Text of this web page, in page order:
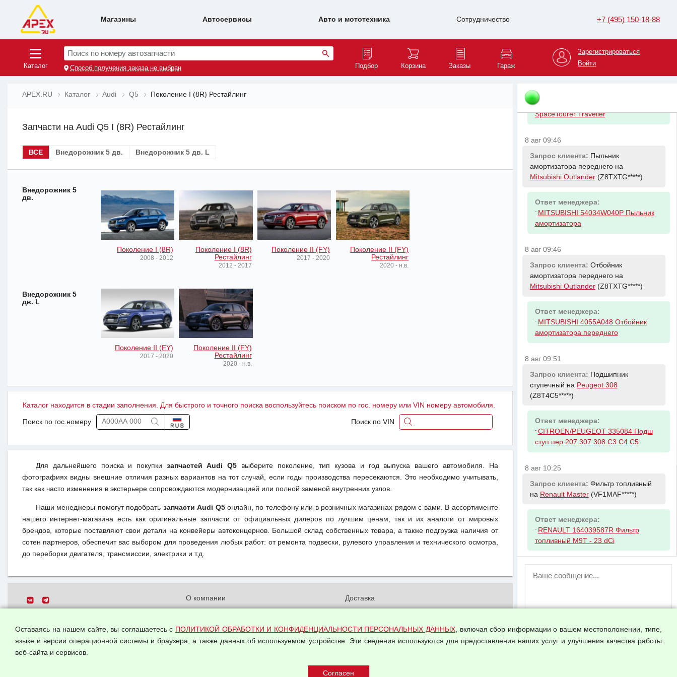
Магазины Автосервисы Авто и мототехника Сотрудничество +7 (495) 150-18-88
Каталог
Поиск по номеру автозапчасти
Способ получения заказа не выбран Подбор Корзина Заказы Гараж
Зарегистрироваться
Войти
APEX.RU Каталог Audi Q5 Поколение I (8R) Рестайлинг
Запчасти на Audi Q5 I (8R) Рестайлинг
ВСЕ Внедорожник 5 дв. Внедорожник 5 дв. L
Внедорожник 5
дв.
Поколение I (8R)
2008 - 2012
Поколение I (8R)
Рестайлинг
2012 - 2017
Поколение II (FY)
2017 - 2020
Поколение II (FY)
Рестайлинг
2020 - н.в.
Внедорожник 5
дв. L
Поколение II (FY)
2017 - 2020
Поколение II (FY)
Рестайлинг
2020 - н.в.
Каталог находится в стадии заполнения. Для быстрого и точного поиска воспользуйтесь поиском по гос. номеру или VIN номеру автомобиля.
Поиск по гос.номеру Поиск по VIN
Для дальнейшего поиска и покупки запчастей Audi Q5 выберите поколение, тип кузова и год выпуска вашего автомобиля. На
фотографиях видны внешние отличия разных вариантов на тот случай, если годы производства пересекаются. Это необходимо учитывать,
так как часто изменения в экстерьере сопровождаются модернизацией или полной заменой внутренних узлов.
Наши менеджеры помогут подобрать запчасти Audi Q5онлайн, по телефону или в розничных магазинах рядом с вами. В ассортименте
нашего интернет-магазина есть как оригинальные запчасти от официальных дилеров по лучшим ценам, так и их аналоги от мировых
брендов, которые поставляют свои детали на конвейеры автоконцернов. Большой склад собственных товара, а также подгрузка наличия от
сотен партнеров, обеспечит вас выбором для проведения любых работ: от ремонта подвески, рулевого управления и технического осмотра,
до переборки двигателя, трансмиссии, электрики и т.д.
Все права защищены.
О компании
данных
Доставка
Оплата и возвраты
Арендодателям
Оставаясь на нашем сайте, вы соглашаетесь с ПОЛИТИКОЙ ОБРАБОТКИ И КОНФИДЕНЦИАЛЬНОСТИ ПЕРСОНАЛЬНЫХ ДАННЫХ, включая сбор информации о вашем местоположении, типе,
языке и версии операционной системы и браузера, а также данных об используемом устройстве. Эти сведения используются для предоставления наших услуг и улучшения качества работы
веб-сайта и сервисов.
Подшипник ступицы
(Z8TVFA*****)
Ступица задняя в сборе с
подшипником Jumpy IV Expert IV
SpaceTourer Traveller
8 авг 09:46
Запрос клиента: Пыльник
амортизатора переднего на
Mitsubishi Outlander(Z8TXTG*****)
Ответ менеджера:
- MITSUBISHI 54034W040P Пыльник
амортизатора
8 авг 09:46
Запрос клиента: Отбойник
амортизатора переднего на
Mitsubishi Outlander(Z8TXTG*****)
Ответ менеджера:
- MITSUBISHI 4055A048 Отбойник
амортизатора переднего
8 авг 09:51
Запрос клиента: Подшипник
ступечный на Peugeot 308
(Z8T4C5*****)
Ответ менеджера:
- CITROEN/PEUGEOT 335084 Подш
ступ пер 207 307 308 C3 C4 C5
8 авг 10:25
Запрос клиента: Фильтр топливный
на Renault Master(VF1MAF*****)
Ответ менеджера:
- RENAULT 164039587R Фильтр
топливный M9T - 23 dCi
ВНИМАНИЕ!
пользователей временно отключена!
аккаунт.